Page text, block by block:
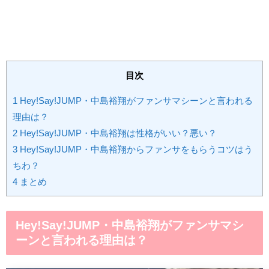
目次
1 Hey!Say!JUMP・中島裕翔がファンサマシーンと言われる
理由は？
2 Hey!Say!JUMP・中島裕翔は性格がいい？悪い？
3 Hey!Say!JUMP・中島裕翔からファンサをもらうコツはう
ちわ？
4 まとめ
Hey!Say!JUMP・中島裕翔がファンサマシ
ーンと言われる理由は？